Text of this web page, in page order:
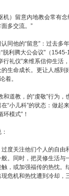
）留意內地教会常有
多交流。”
同他的“留意”：过去多
利腾大公会议”（
行礼仪”来维系信仰生活
生命成长。更让人感到
着。
和道教，的“虔敬”行为
“小儿科”的状态：做起
模式”！
度关注他们个人的自由
。同时，把灵修生活与
，或加强福传的热忱。
危机和热忱遭到冷却，